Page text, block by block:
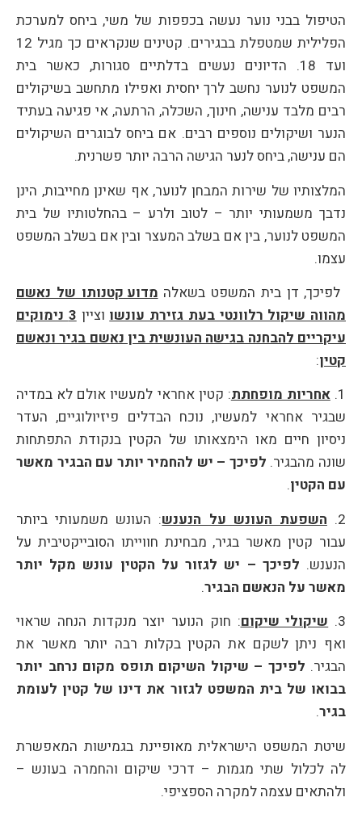
הטיפול בבני נוער נעשה בכפפות של משי, ביחס למערכת
הפלילית שמטפלת בבגירים. קטינים שנקראים כך מגיל 12
ועד 18. הדיונים נעשים בדלתיים סגורות, כאשר בית
המשפט לנוער נחשב לרך יחסית ואפילו מתחשב בשיקולים
רבים מלבד ענישה, חינוך, השכלה, הרתעה, אי פגיעה בעתיד
הנער ושיקולים נוספים רבים. אם ביחס לבוגרים השיקולים
הם ענישה, ביחס לנער הגישה הרבה יותר פשרנית.
המלצותיו של שירות המבחן לנוער, אף שאינן מחייבות, הינן
נדבך משמעותי יותר – לטוב ולרע – בהחלטותיו של בית
המשפט לנוער, בין אם בשלב המעצר ובין אם בשלב המשפט
עצמו.
לפיכך, דן בית המשפט בשאלה מדוע קטנותו של נאשם
מהווה שיקול רלוונטי בעת גזירת עונשו וציין 3 נימוקים
עיקריים להבחנה בגישה העונשית בין נאשם בגיר ונאשם
קטין:
1. אחריות מופחתת: קטין אחראי למעשיו אולם לא במדיה
שבגיר אחראי למעשיו, נוכח הבדלים פיזיולוגיים, העדר
ניסיון חיים מאו הימצאותו של הקטין בנקודת התפתחות
שונה מהבגיר. לפיכך – יש להחמיר יותר עם הבגיר מאשר
עם הקטין.
2. השפעת העונש על הנענש: העונש משמעותי ביותר
עבור קטין מאשר בגיר, מבחינת חווייתו הסובייקטיבית על
הנענש. לפיכך – יש לגזור על הקטין עונש מקל יותר
מאשר על הנאשם הבגיר.
3. שיקולי שיקום: חוק הנוער יוצר מנקדות הנחה שראוי
ואף ניתן לשקם את הקטין בקלות רבה יותר מאשר את
הבגיר. לפיכך – שיקול השיקום תופס מקום נרחב יותר
בבואו של בית המשפט לגזור את דינו של קטין לעומת
בגיר.
שיטת המשפט הישראלית מאופיינת בגמישות המאפשרת
לה לכלול שתי מגמות – דרכי שיקום והחמרה בעונש –
ולהתאים עצמה למקרה הספציפי.